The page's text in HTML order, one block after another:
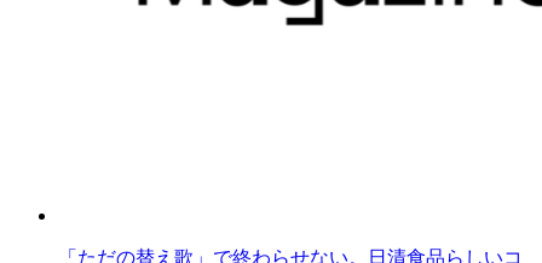
「ただの替え歌」で終わらせない。日清食品らしいコ